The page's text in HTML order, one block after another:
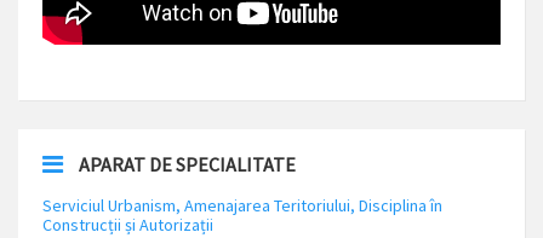
APARAT DE SPECIALITATE
Serviciul Urbanism, Amenajarea Teritoriului, Disciplina în
Construcții și Autorizații